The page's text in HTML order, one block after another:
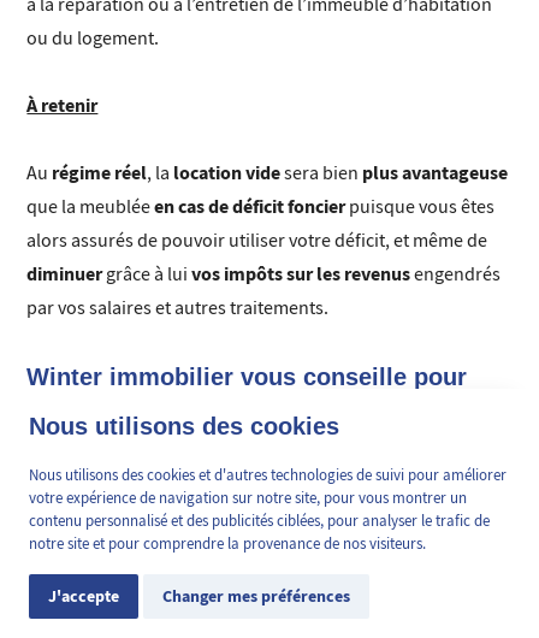
Nous utilisons des cookies
Nous utilisons des cookies et d'autres technologies de suivi pour améliorer
votre expérience de navigation sur notre site, pour vous montrer un
contenu personnalisé et des publicités ciblées, pour analyser le trafic de
notre site et pour comprendre la provenance de nos visiteurs.
J'accepte Changer mes préférences
ou du logement.
À retenir
Au régime réel, la location videsera bien plus avantageuse
que la meubléeen cas de déficit foncierpuisque vous êtes
alors assurés de pouvoir utiliser votre déficit, et même de
diminuergrâce à luivos impôts sur les revenusengendrés
par vos salaires et autres traitements.
Winter immobilier vous conseille pour
votre futur investissement à Nice
et plus particulièrement connaître les tendances du marché
niçois ? N'hésitez pas à vous rendre dans notre
agence immobilière à Nice Gambetta
directement contact avec l'un de nos conseillers par
téléphone !
👋 Obtenez une pré-
valeur de votre bien, en 2
min, gratuitement.